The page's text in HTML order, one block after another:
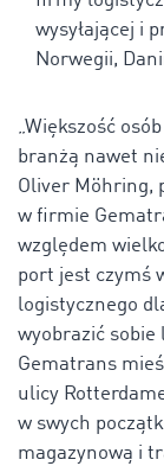
wysyłającej i
Norwegii,
„Większość
branżą nawet
Oliver Möhring,
w firmie
względem
port jest czymś
logistycznego
wyobrazić sobie
Gematrans
ulicy
w swych
magazynową i